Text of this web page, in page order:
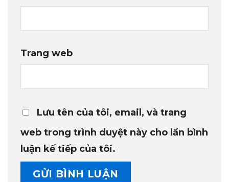
Trang web
Lưu tên của tôi, email, và trang
web trong trình duyệt này cho lần bình
luận kế tiếp của tôi.